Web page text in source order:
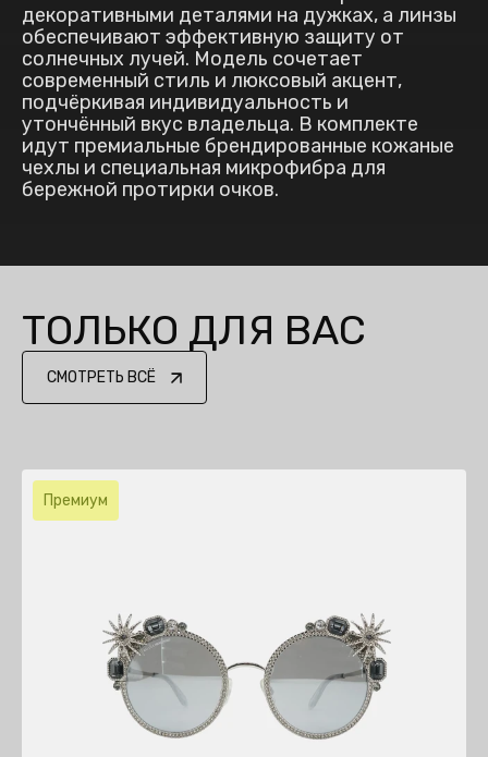
декоративными деталями на дужках, а линзы
обеспечивают эффективную защиту от
солнечных лучей. Модель сочетает
современный стиль и люксовый акцент,
подчёркивая индивидуальность и
утончённый вкус владельца. В комплекте
идут премиальные брендированные кожаные
чехлы и специальная микрофибра для
бережной протирки очков.
ТОЛЬКО ДЛЯ ВАС
СМОТРЕТЬ ВСЁ
Премиум